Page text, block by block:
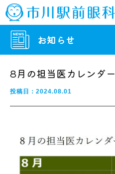
お知らせ
8月の担当医カレンダー
投稿日：2024.08.01